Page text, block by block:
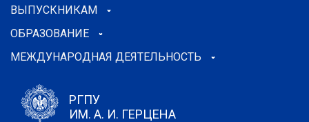
ВЫПУСКНИКАМ
ОБРАЗОВАНИЕ
МЕЖДУНАРОДНАЯ ДЕЯТЕЛЬНОСТЬ
РГПУ
ИМ. А. И. ГЕРЦЕНА